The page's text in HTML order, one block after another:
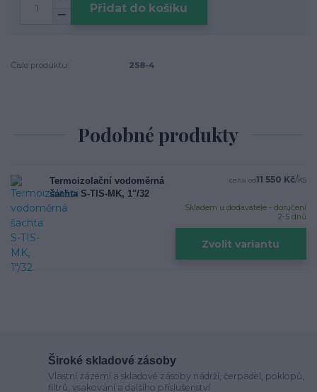
Přidat do košíku
Číslo produktu: 258-4
Podobné produkty
Termoizolační vodoměrná
šachta S-TIS-MK, 1"/32
cena od11 550 Kč/ks
Skladem u dodavatele - doručení
2-5 dnů
Zvolit variantu
Široké skladové zásoby
Vlastní zázemí a skladové zásoby nádrží, čerpadel, poklopů,
filtrů, vsakování a dalšího příslušenství